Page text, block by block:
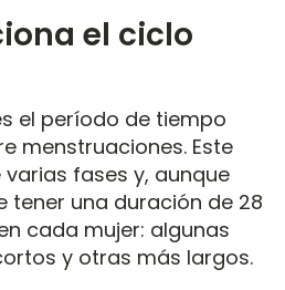
el ciclo
el período de tiempo
menstruaciones. Este
fases y, aunque
tener una duración de 28
cada mujer: algunas
y otras más largos.